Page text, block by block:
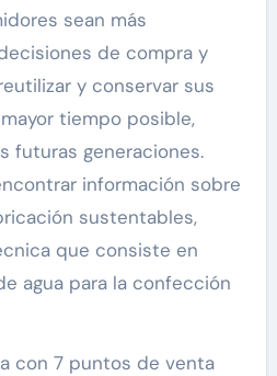
sean más
de compra y
y conservar sus
tiempo posible,
futuras generaciones.
información sobre
sustentables,
que consiste en
agua para la confección
con 7 puntos de venta